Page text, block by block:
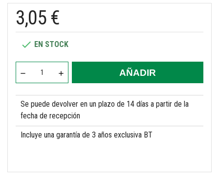
3,05 €
 EN STOCK
AÑADIR
Se puede devolver en un plazo de 14 días a partir de la
fecha de recepción
Incluye una garantía de 3 años exclusiva BT